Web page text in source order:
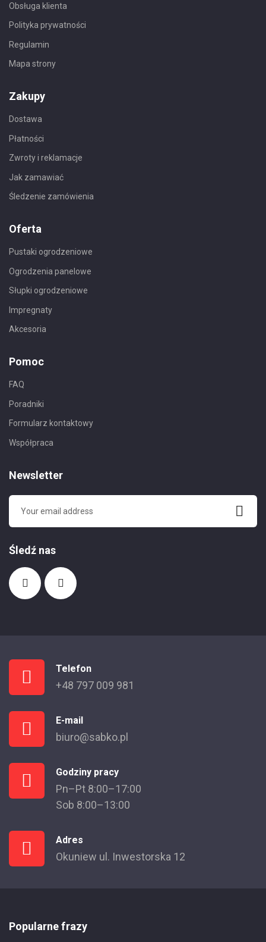
Obsługa klienta
Polityka prywatności
Regulamin
Mapa strony
Zakupy
Dostawa
Płatności
Zwroty i reklamacje
Jak zamawiać
Śledzenie zamówienia
Oferta
Pustaki ogrodzeniowe
Ogrodzenia panelowe
Słupki ogrodzeniowe
Impregnaty
Akcesoria
Pomoc
FAQ
Poradniki
Formularz kontaktowy
Współpraca
Newsletter
Śledź nas
Telefon
+48 797 009 981
E-mail
biuro@sabko.pl
Godziny pracy
Pn–Pt 8:00–17:00
Sob 8:00–13:00
Adres
Okuniew ul. Inwestorska 12
Popularne frazy